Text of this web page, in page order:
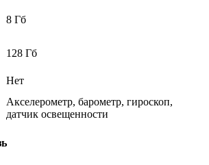
8 Гб
128 Гб
Нет
Акселерометр, барометр, гироскоп,
датчик освещенности